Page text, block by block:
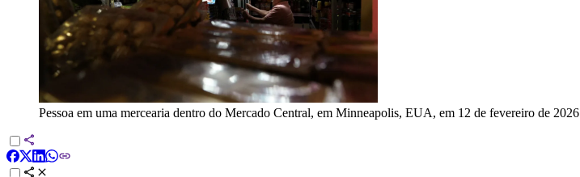
Pessoa em uma mercearia dentro do Mercado Central, em Minneapolis, EUA, em 12 de fevereiro de 2026